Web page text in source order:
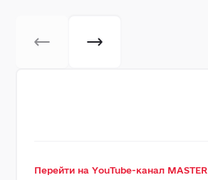
Перейти на YouTube-канал MASTER